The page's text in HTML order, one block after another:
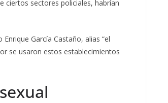
ciertos sectores policiales, habrían
García Castaño, alias “el
se usaron estos establecimientos